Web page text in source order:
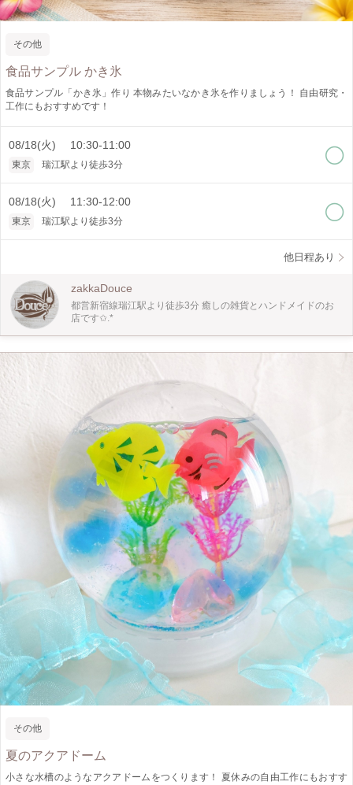
その他
食品サンプル かき氷
食品サンプル「かき氷」作り 本物みたいなかき氷を作りましょう！ 自由研究・
工作にもおすすめです！
08/18(火) 10:30-11:00
東京 瑞江駅より徒歩3分
08/18(火) 11:30-12:00
東京 瑞江駅より徒歩3分
他日程あり
zakkaDouce
都営新宿線瑞江駅より徒歩3分 癒しの雑貨とハンドメイドのお
店です✩.*
その他
夏のアクアドーム
小さな水槽のようなアクアドームをつくります！ 夏休みの自由工作にもおすす